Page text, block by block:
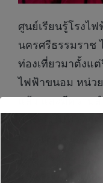
ศูนย์เรียนรู้โรงไ
นครศรีธรรมราช
ท่องเที่ยวมาตั้งแ
ไฟฟ้าขนอม หน่ว
แล้ว และมีความ
เป็นโรงไฟฟ้าที่
และแห่งเดียวขอ
ไฟฟ้าเรือลอยน้ำ
และกระบวนกา